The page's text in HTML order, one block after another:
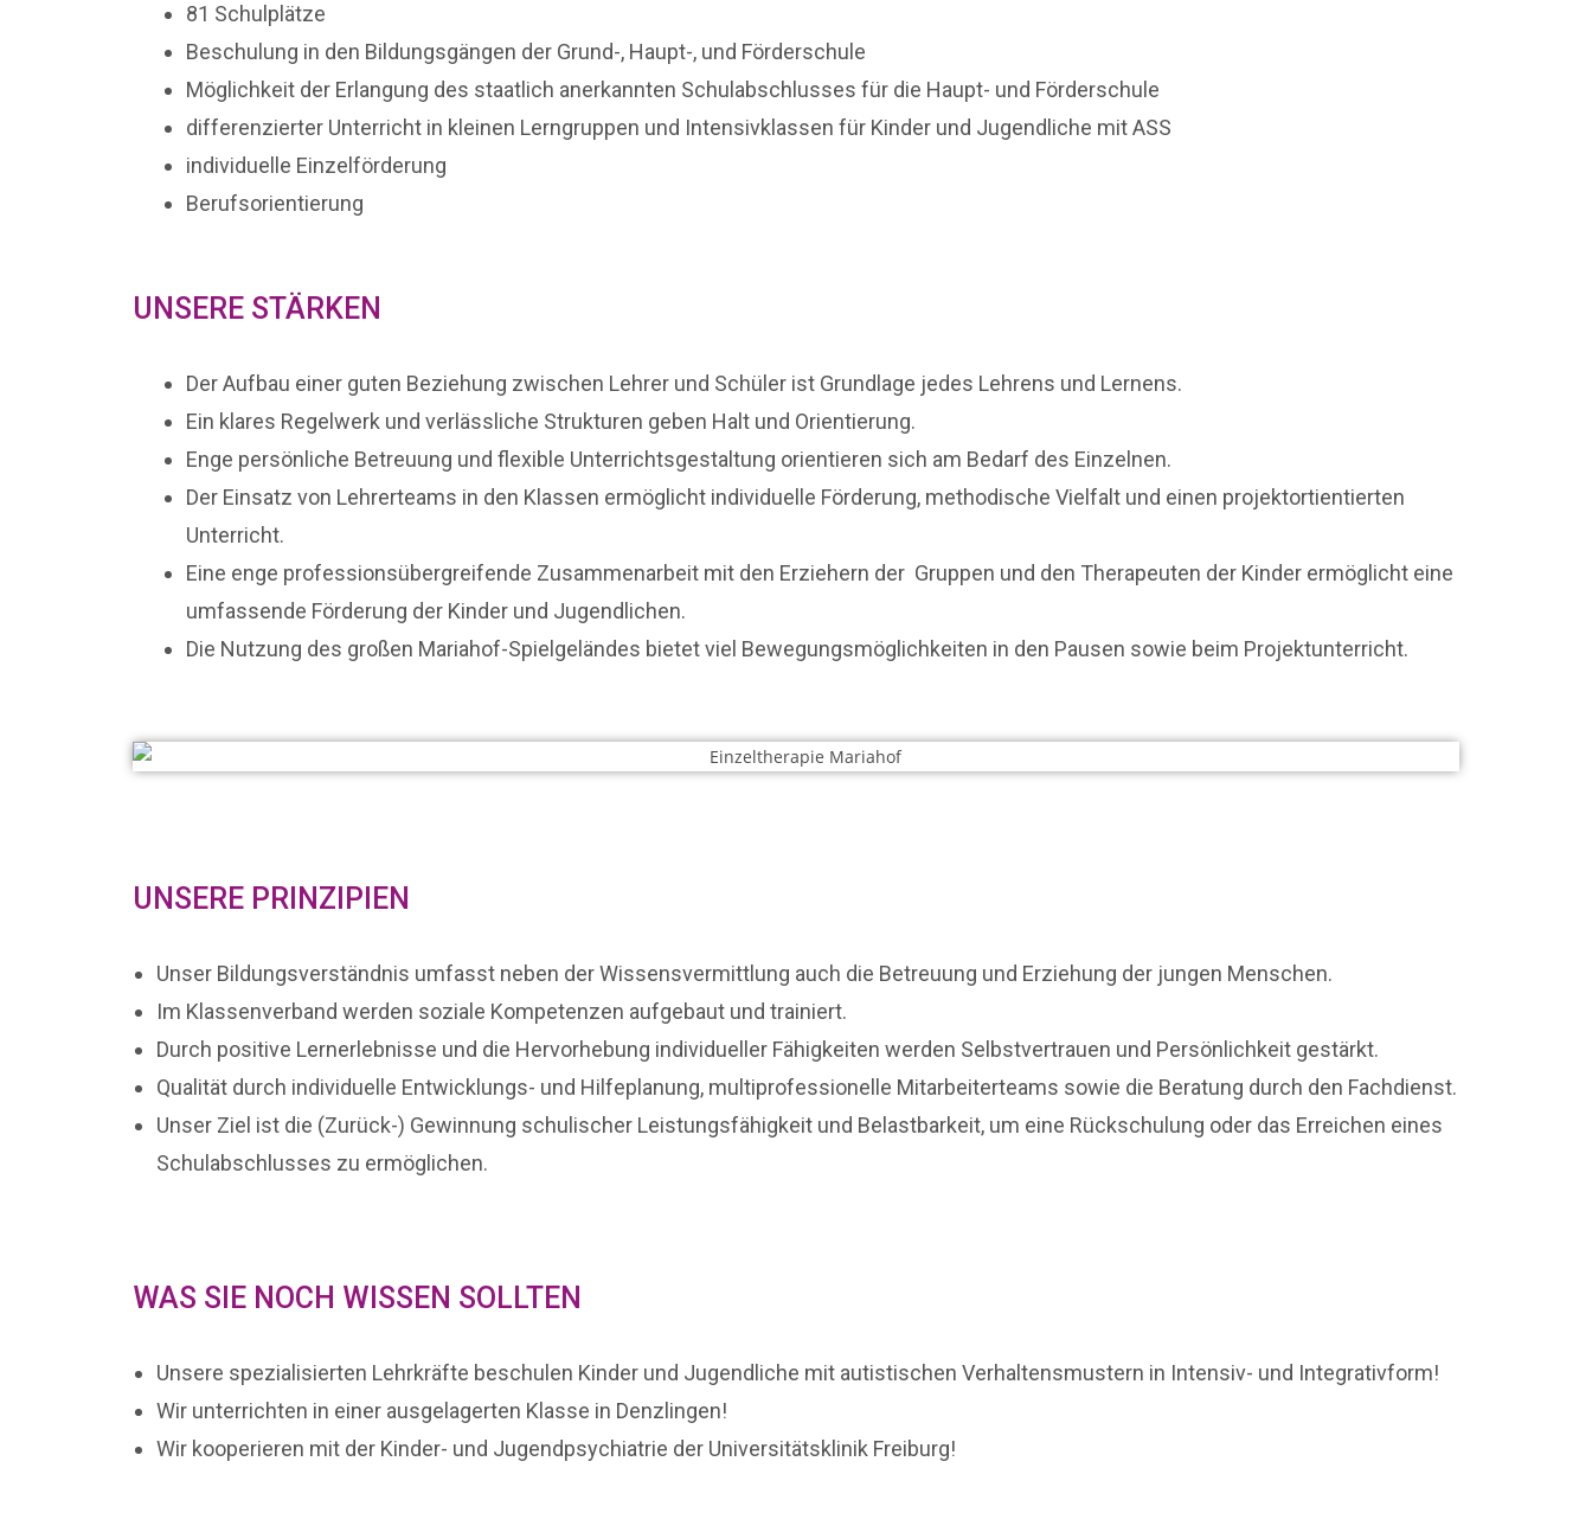
81 Schulplätze
Beschulung in den Bildungsgängen der Grund-, Haupt-, und Förderschule
Möglichkeit der Erlangung des staatlich anerkannten Schulabschlusses für die Haupt- und Förderschule
differenzierter Unterricht in kleinen Lerngruppen und Intensivklassen für Kinder und Jugendliche mit ASS
individuelle Einzelförderung
Berufsorientierung
UNSERE STÄRKEN
Der Aufbau einer guten Beziehung zwischen Lehrer und Schüler ist Grundlage jedes Lehrens und Lernens.
Ein klares Regelwerk und verlässliche Strukturen geben Halt und Orientierung.
Enge persönliche Betreuung und flexible Unterrichtsgestaltung orientieren sich am Bedarf des Einzelnen.
Der Einsatz von Lehrerteams in den Klassen ermöglicht individuelle Förderung, methodische Vielfalt und einen projektortientierten
Unterricht.
Eine enge professionsübergreifende Zusammenarbeit mit den Erziehern der Gruppen und den Therapeuten der Kinder ermöglicht eine
umfassende Förderung der Kinder und Jugendlichen.
Die Nutzung des großen Mariahof-Spielgeländes bietet viel Bewegungsmöglichkeiten in den Pausen sowie beim Projektunterricht.
UNSERE PRINZIPIEN
Unser Bildungsverständnis umfasst neben der Wissensvermittlung auch die Betreuung und Erziehung der jungen Menschen.
Im Klassenverband werden soziale Kompetenzen aufgebaut und trainiert.
Durch positive Lernerlebnisse und die Hervorhebung individueller Fähigkeiten werden Selbstvertrauen und Persönlichkeit gestärkt.
Qualität durch individuelle Entwicklungs- und Hilfeplanung, multiprofessionelle Mitarbeiterteams sowie die Beratung durch den Fachdienst.
Unser Ziel ist die (Zurück-) Gewinnung schulischer Leistungsfähigkeit und Belastbarkeit, um eine Rückschulung oder das Erreichen eines
Schulabschlusses zu ermöglichen.
WAS SIE NOCH WISSEN SOLLTEN
Unsere spezialisierten Lehrkräfte beschulen Kinder und Jugendliche mit autistischen Verhaltensmustern in Intensiv- und Integrativform!
Wir unterrichten in einer ausgelagerten Klasse in Denzlingen!
Wir kooperieren mit der Kinder- und Jugendpsychiatrie der Universitätsklinik Freiburg!